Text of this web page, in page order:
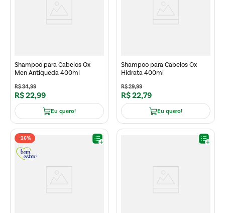
Shampoo para Cabelos Ox
Men Antiqueda 400ml
R$34,99
R$22,99
Eu quero!
Shampoo para Cabelos Ox
Hidrata 400ml
R$29,99
R$22,79
Eu quero!
-26%